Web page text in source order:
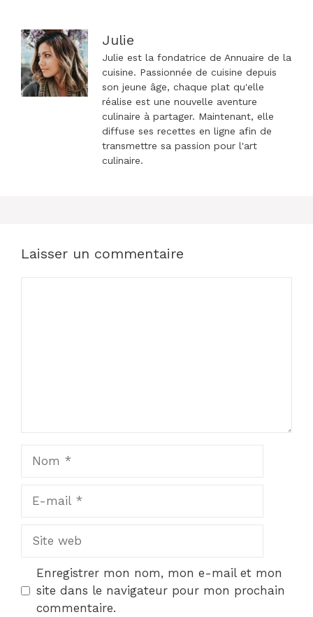
Julie
Julie est la fondatrice de Annuaire de la
cuisine. Passionnée de cuisine depuis
son jeune âge, chaque plat qu'elle
réalise est une nouvelle aventure
culinaire à partager. Maintenant, elle
diffuse ses recettes en ligne afin de
transmettre sa passion pour l'art
culinaire.
Laisser un commentaire
mail
web
Enregistrer mon nom, mon e-mail et mon
site dans le navigateur pour mon prochain
commentaire.